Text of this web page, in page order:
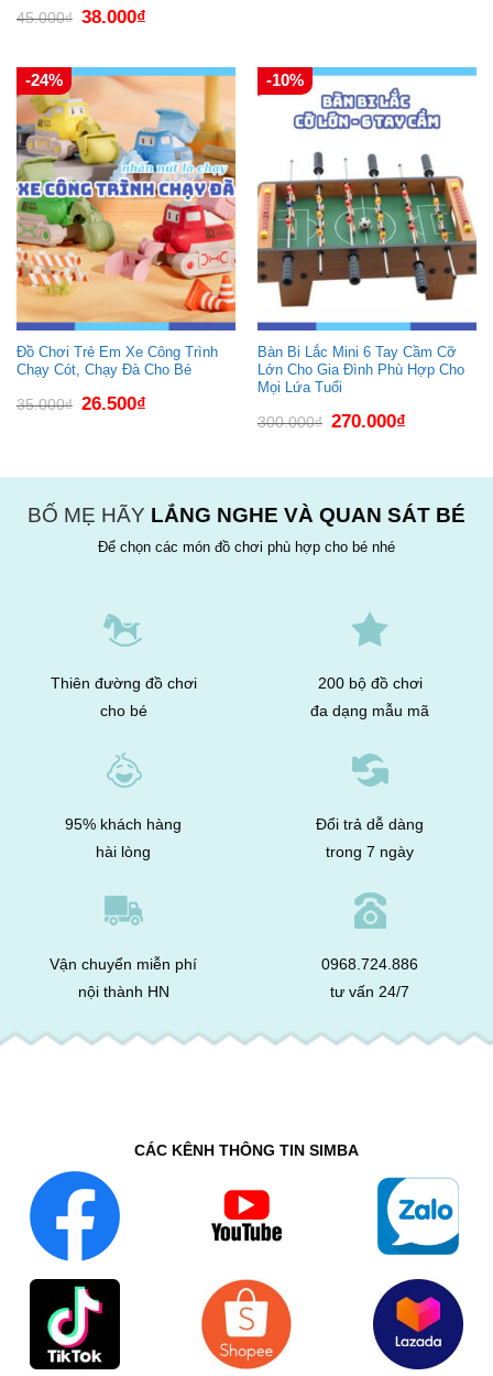
45.000₫ Giá
gốc
38.000₫Giá
hiện
38.000₫.
-24%
Đồ Chơi Trẻ Em Xe Công Trình
Chạy Cót, Chạy Đà Cho Bé
35.000₫ Giá
gốc
26.500₫Giá
hiện
-10%
Bàn Bi Lắc Mini 6 Tay Cầm Cỡ
Lớn Cho Gia Đình Phù Hợp Cho
Mọi Lứa Tuổi
300.000₫ Giá
gốc
270.000₫Giá
hiện
BỐ MẸ HÃY LẮNG NGHE VÀ QUAN SÁT BÉ
Để chọn các món đồ chơi phù hợp cho bé nhé
Thiên đường đồ chơi
cho bé
200 bộ đồ chơi
đa dạng mẫu mã
95% khách hàng
hài lòng
Đổi trả dễ dàng
trong 7 ngày
Vận chuyển miễn phí
nội thành HN
0968.724.886
tư vấn 24/7
CÁC KÊNH THÔNG TIN SIMBA